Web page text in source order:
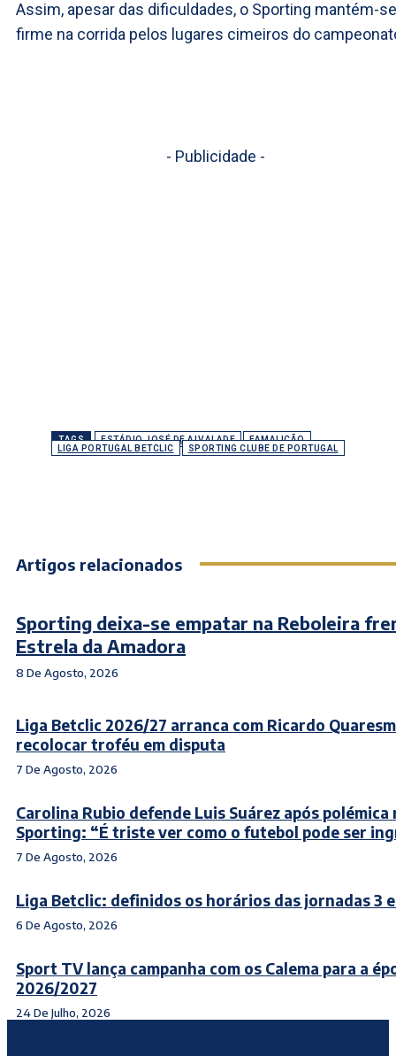
Assim, apesar das dificuldades, o Sporting mantém-se
firme na corrida pelos lugares cimeiros do
- Publicidade -
TAGS ESTÁDIO JOSÉ DE ALVALADE
FAMALICÃO
LIGA PORTUGAL BETCLIC
SPORTING CLUBE DE PORTUGAL
Artigos relacionados
Sporting deixa-se empatar na Reboleira
Estrela da Amadora
8 De Agosto, 2026
Liga Betclic 2026/27 arranca com Ricardo
recolocar troféu em disputa
7 De Agosto, 2026
Carolina Rubio defende Luis Suárez após polémica
Sporting: “É triste ver como o futebol pode ser
7 De Agosto, 2026
Liga Betclic: definidos os horários das jornadas 3
6 De Agosto, 2026
Sport TV lança campanha com os Calema para a
2026/2027
24 De Julho, 2026